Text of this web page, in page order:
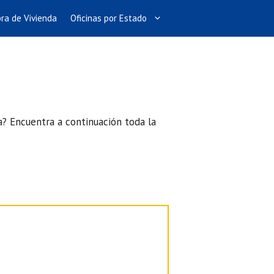
de Vivienda Oficinas por Estado
Encuentra a continuación toda la